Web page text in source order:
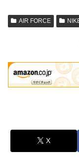
AIR FORCE
X